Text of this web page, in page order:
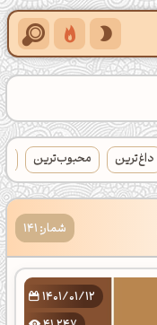
داغ‌ترین محبوب‌ترین
شمار: 141
1401/01/12